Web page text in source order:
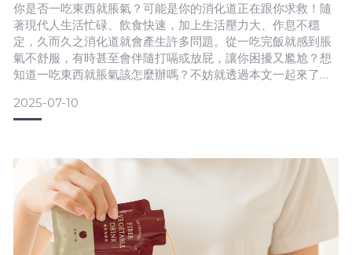
你是否一吃東西就脹氣？可能是你的消化道正在跟你求救！隨
著現代人生活忙碌、飲食快速，加上生活壓力大、作息不穩
定，久而久之消化道就會產生許多問題。從一吃完飯就感到脹
氣不舒服，有時甚至會伴隨打嗝或放屁，讓你困擾又尷尬？想
知道一吃東西就脹氣該怎麼辦嗎？不妨就透過本文一起來了
表現方式有哪些？很多人以為「一吃東西就脹氣」只是肚子鼓
鼓的，但其實，脹氣不只是外表變大那麼簡單，還可能出現許
在偷偷發出求救訊號
2025-07-10